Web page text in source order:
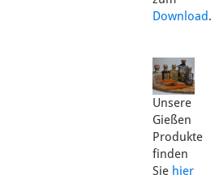
Download.
Unsere
Gießen
Produkte
finden
Sie hier